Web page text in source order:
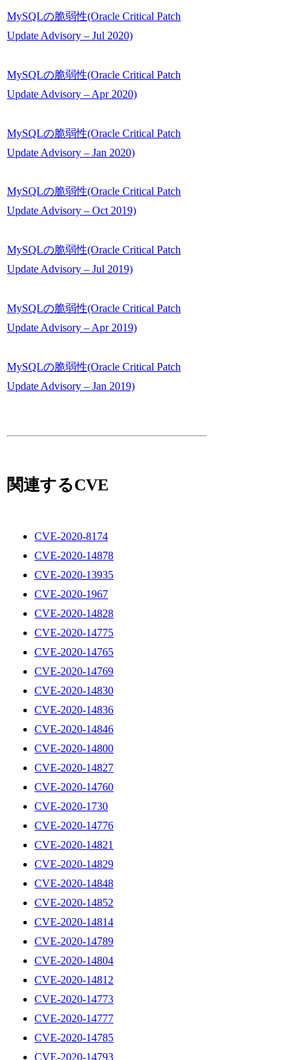
MySQLの脆弱性(Oracle Critical Patch
Update Advisory – Jul 2020)
MySQLの脆弱性(Oracle Critical Patch
Update Advisory – Apr 2020)
MySQLの脆弱性(Oracle Critical Patch
Update Advisory – Jan 2020)
MySQLの脆弱性(Oracle Critical Patch
Update Advisory – Oct 2019)
MySQLの脆弱性(Oracle Critical Patch
Update Advisory – Jul 2019)
MySQLの脆弱性(Oracle Critical Patch
Update Advisory – Apr 2019)
MySQLの脆弱性(Oracle Critical Patch
Update Advisory – Jan 2019)
関連するCVE
CVE-2020-8174
CVE-2020-14878
CVE-2020-13935
CVE-2020-1967
CVE-2020-14828
CVE-2020-14775
CVE-2020-14765
CVE-2020-14769
CVE-2020-14830
CVE-2020-14836
CVE-2020-14846
CVE-2020-14800
CVE-2020-14827
CVE-2020-14760
CVE-2020-1730
CVE-2020-14776
CVE-2020-14821
CVE-2020-14829
CVE-2020-14848
CVE-2020-14852
CVE-2020-14814
CVE-2020-14789
CVE-2020-14804
CVE-2020-14812
CVE-2020-14773
CVE-2020-14777
CVE-2020-14785
CVE-2020-14793